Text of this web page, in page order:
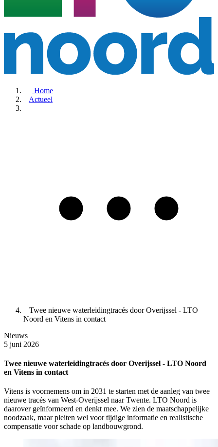
Home
Actueel
Twee nieuwe waterleidingtracés door Overijssel - LTO
Noord en Vitens in contact
Nieuws
5 juni 2026
Twee nieuwe waterleidingtracés door Overijssel - LTO Noord
en Vitens in contact
Vitens is voornemens om in 2031 te starten met de aanleg van twee
nieuwe tracés van West-Overijssel naar Twente. LTO Noord is
daarover geïnformeerd en denkt mee. We zien de maatschappelijke
noodzaak, maar pleiten wel voor tijdige informatie en realistische
compensatie voor schade op landbouwgrond.